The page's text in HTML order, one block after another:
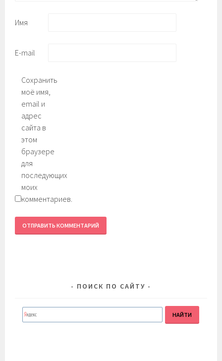
Имя
E-mail
Сохранить
моё имя,
email и
адрес
сайта в
этом
браузере
для
последующих
моих
комментариев.
ПОИСК ПО САЙТУ